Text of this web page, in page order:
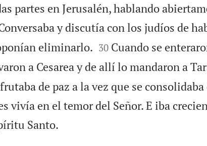
partes en Jerusalén, hablando
y discutía con los judíos de
eliminarlo.
30 Cuando se
a Cesarea y de allí lo mandaron a
de paz a la vez que se
vivía en el temor del Señor. E iba
Santo.